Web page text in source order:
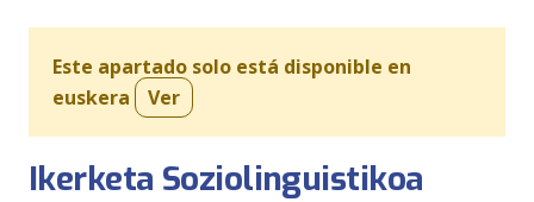
Este apartado solo está disponible en
euskera
Ver
Ikerketa Soziolinguistikoa